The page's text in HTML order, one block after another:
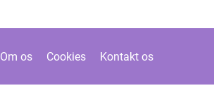
Om os Cookies Kontakt os